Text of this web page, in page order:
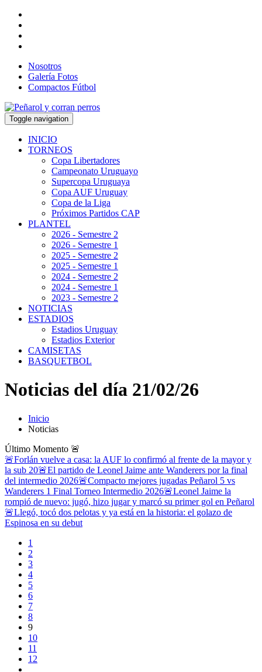
Nosotros
Galería Fotos
Compactos Fútbol
Toggle navigation
INICIO
TORNEOS
Copa Libertadores
Campeonato Uruguayo
Supercopa Uruguaya
Copa AUF Uruguay
Copa de la Liga
Próximos Partidos CAP
PLANTEL
2026 - Semestre 2
2026 - Semestre 1
2025 - Semestre 2
2025 - Semestre 1
2024 - Semestre 2
2024 - Semestre 1
2023 - Semestre 2
NOTICIAS
ESTADIOS
Estadios Uruguay
Estadios Exterior
CAMISETAS
BASQUETBOL
Noticias del día 21/02/26
Inicio
Noticias
Último Momento 🚨
🚨Forlán vuelve a casa: la AUF lo confirmó al frente de la mayor y
la sub 20🚨El partido de Leonel Jaime ante Wanderers por la final
del intermedio 2026🚨Compacto mejores jugadas Peñarol 5 vs
Wanderers 1 Final Torneo Intermedio 2026🚨Leonel Jaime la
rompió de nuevo: jugó, hizo jugar y marcó su primer gol en Peñarol
🚨Llegó, tocó dos pelotas y ya está en la historia: el golazo de
Espinosa en su debut
1
2
3
4
5
6
7
8
9
10
11
12